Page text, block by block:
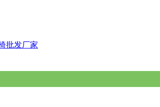
批发厂家